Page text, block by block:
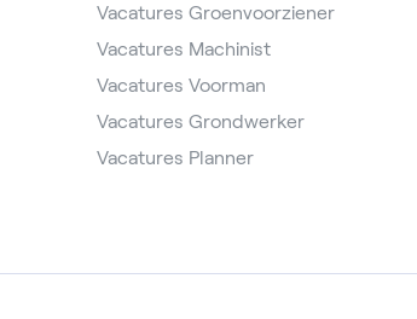
Vacatures Groenvoorziener
Vacatures Machinist
Vacatures Voorman
Vacatures Grondwerker
Vacatures Planner